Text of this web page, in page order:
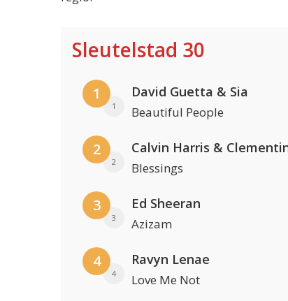
Sleutelstad 30
1
1
David Guetta & Sia
Beautiful People
2
2
Calvin Harris &
Blessings
3
3
Ed Sheeran
Azizam
4
4
Ravyn Lenae
Love Me Not